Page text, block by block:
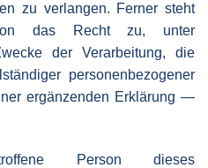
zu verlangen. Ferner steht
das Recht zu, unter
der Verarbeitung, die
personenbezogener
ergänzenden Erklärung —
Person dieses